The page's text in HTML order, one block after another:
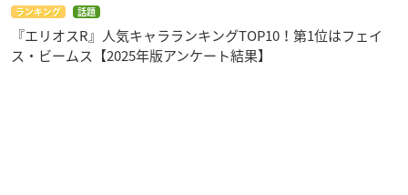
ランキング 話題
『エリオスR』人気キャラランキングTOP10！第1位はフェイ
ス・ビームス【2025年版アンケート結果】